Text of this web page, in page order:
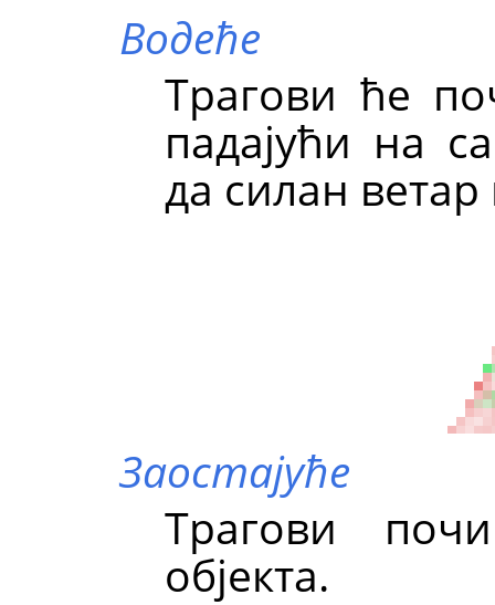
Водеће
Трагови ће
падајући на
да силан
Заостајуће
Трагови
објекта.